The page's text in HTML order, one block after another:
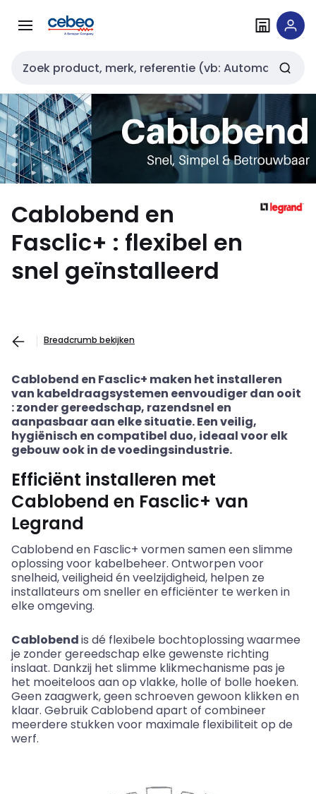
naar
naar
Zoekveld invoer
Cablobend en
Fasclic+ : flexibel en
snel geïnstalleerd
Breadcrumb bekijken
Cablobend en Fasclic+ maken het installeren
van kabeldraagsystemen eenvoudigerdan ooit
:zondergereedschap, razendsnel en
aanpasbaaraan elkesituatie.Eenveilig,
hygiënisch en compatibel duo, ideaalvoorelk
gebouwookin devoedingsindustrie.
Efficiënt installeren met
Cablobend en Fasclic+ van
Legrand
Cablobenden Fasclic+ vormensameneenslimme
oplossingvoor kabelbeheer. Ontworpenvoor
snelheid,veiligheidénveelzijdigheid, helpen ze
installateurs omsnellerenefficiënter te werkenin
elke omgeving.
Cablobendis dé flexibele bochtoplossingwaarmee
je zondergereedschap elke gewenste richting
inslaat. Dankzij het slimme klikmechanisme pas je
het moeiteloos aanop vlakke, holle of bolle hoeken.
Geen zaagwerk,geenschroevengewoon klikkenen
klaar. GebruikCablobendapart of combineer
meerdere stukkenvoor maximale flexibiliteit op de
werf.